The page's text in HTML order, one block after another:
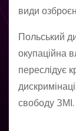
види
Польський
окупаційна
переслідує
свободу ЗМІ.